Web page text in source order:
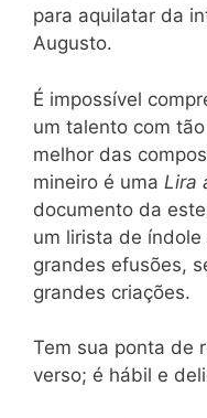
para aquilatar da
Augusto.
É impossível
um talento com
melhor das
mineiro é uma Lira
documento da
um lirista de
grandes efusões,
grandes criações.
Tem sua ponta de
verso; é hábil e